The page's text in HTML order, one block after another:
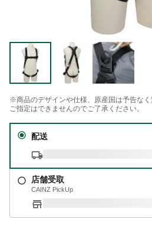
※商品のデザインや仕様、原産国は予告なく
ご指定はできませんのでご了承ください。
配送
店舗受取
CAINZ PickUp